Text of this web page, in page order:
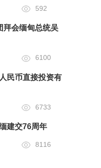
592
拜会缅甸总统吴
6100
民币直接投资有
6733
建交76周年
8116